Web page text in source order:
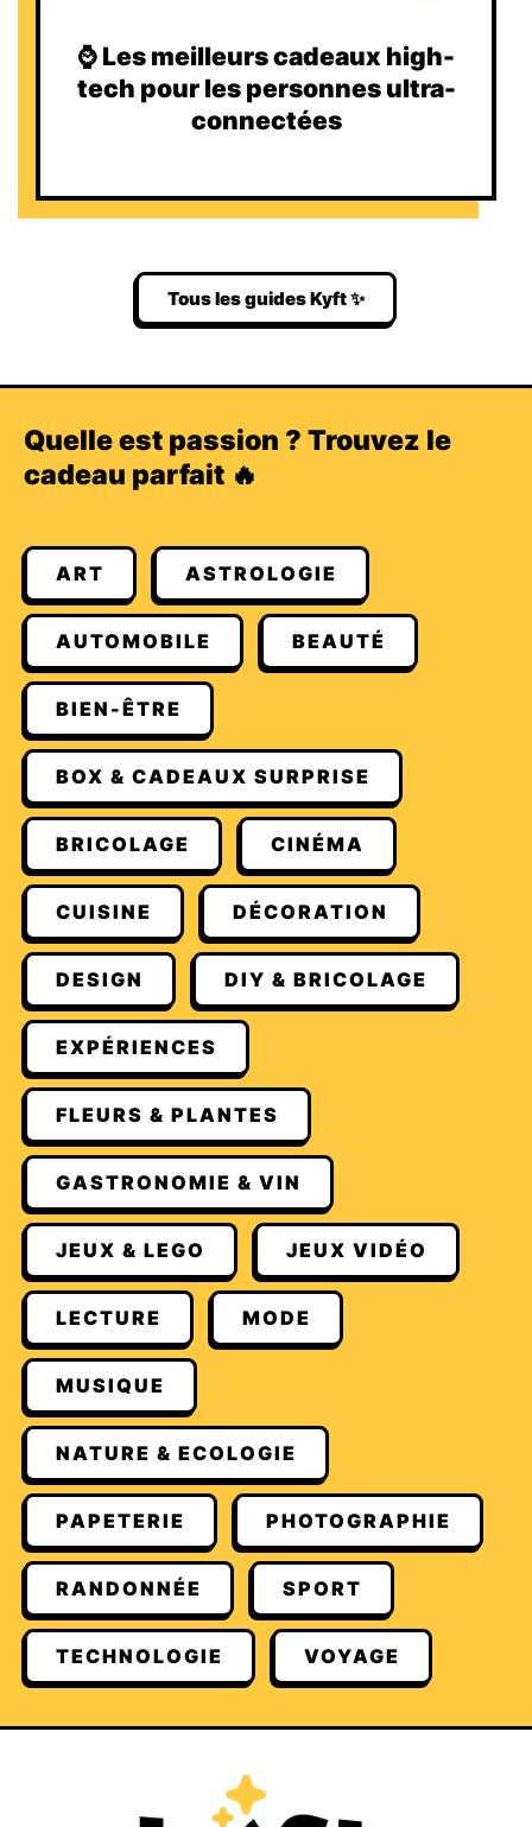
⌚️ Les meilleurs cadeaux high-
tech pour les personnes ultra-
connectées
Tous les guides Kyft ✨
Quelle est passion ? Trouvez le
cadeau parfait 🔥
ART ASTROLOGIE
AUTOMOBILE BEAUTÉ
BIEN-ÊTRE
BOX & CADEAUX SURPRISE
BRICOLAGE CINÉMA
CUISINE DÉCORATION
DESIGN DIY & BRICOLAGE
EXPÉRIENCES
FLEURS & PLANTES
GASTRONOMIE & VIN
JEUX & LEGO JEUX VIDÉO
LECTURE MODE
MUSIQUE
NATURE & ECOLOGIE
PAPETERIE PHOTOGRAPHIE
RANDONNÉE SPORT
TECHNOLOGIE VOYAGE